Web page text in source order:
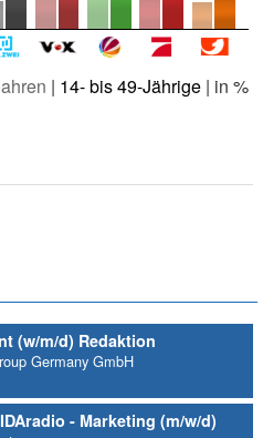
| 14- bis 49-Jährige| in %
(w/m/d) Redaktion
Germany GmbH
- Marketing (m/w/d)